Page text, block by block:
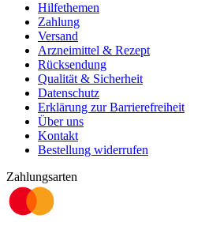
Hilfethemen
Zahlung
Versand
Arzneimittel & Rezept
Rücksendung
Qualität & Sicherheit
Datenschutz
Erklärung zur Barrierefreiheit
Über uns
Kontakt
Bestellung widerrufen
Zahlungsarten